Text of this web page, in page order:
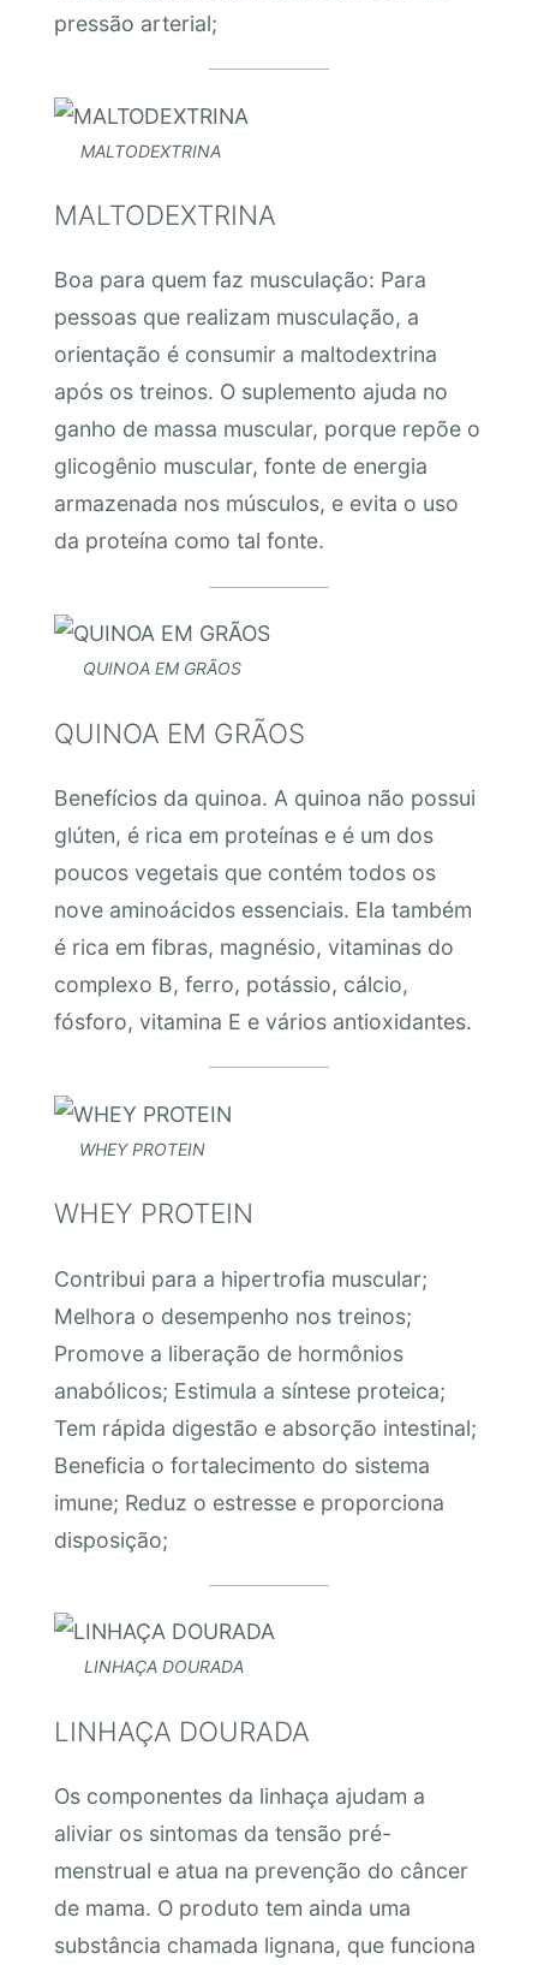
pressão arterial;
MALTODEXTRINA
MALTODEXTRINA
Boa para quem faz musculação: Para
pessoas que realizam musculação, a
orientação é consumir a maltodextrina
após os treinos. O suplemento ajuda no
ganho de massa muscular, porque repõe o
glicogênio muscular, fonte de energia
armazenada nos músculos, e evita o uso
da proteína como tal fonte.
QUINOA EM GRÃOS
QUINOA EM GRÃOS
Benefícios da quinoa. A quinoa não possui
glúten, é rica em proteínas e é um dos
poucos vegetais que contém todos os
nove aminoácidos essenciais. Ela também
é rica em fibras, magnésio, vitaminas do
complexo B, ferro, potássio, cálcio,
fósforo, vitamina E e vários antioxidantes.
WHEY PROTEIN
WHEY PROTEIN
Contribui para a hipertrofia muscular;
Melhora o desempenho nos treinos;
Promove a liberação de hormônios
anabólicos; Estimula a síntese proteica;
Tem rápida digestão e absorção intestinal;
Beneficia o fortalecimento do sistema
imune; Reduz o estresse e proporciona
disposição;
LINHAÇA DOURADA
LINHAÇA DOURADA
Os componentes da linhaça ajudam a
aliviar os sintomas da tensão pré-
menstrual e atua na prevenção do câncer
de mama. O produto tem ainda uma
substância chamada lignana, que funciona